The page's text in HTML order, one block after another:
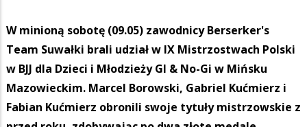
W minioną sobotę (09.05) zawodnicy Berserker's
Team Suwałki brali udział w IX Mistrzostwach Polski
w BJJ dla Dzieci i Młodzieży GI & No-Gi w Mińsku
Mazowieckim. Marcel Borowski, Gabriel Kućmierz i
Fabian Kućmierz obronili swoje tytuły mistrzowskie z